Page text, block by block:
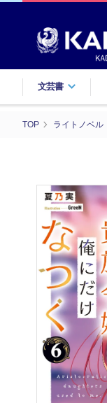
文芸書
TOP ライトノベル